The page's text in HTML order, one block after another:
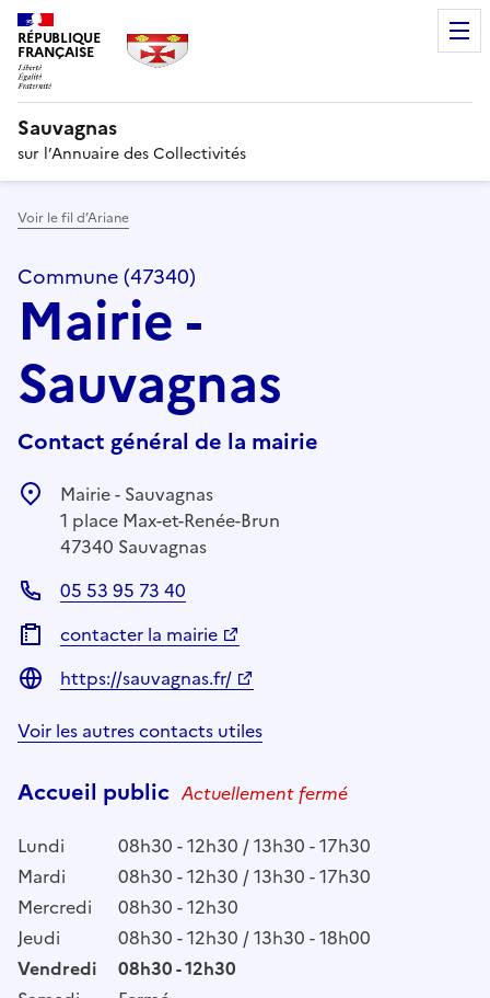
RÉPUBLIQUE
FRANÇAISE
Sauvagnas
sur l’Annuaire des Collectivités
Voir le fil d’Ariane
Commune (47340)
Mairie -
Sauvagnas
Contact général de la mairie
Mairie - Sauvagnas
1 place Max-et-Renée-Brun
47340 Sauvagnas
05 53 95 73 40
contacter la mairie
https://sauvagnas.fr/
Voir les autres contacts utiles
Accueil public Actuellement fermé
Lundi
08h30 - 12h30 / 13h30 - 17h30
Mardi
08h30 - 12h30 / 13h30 - 17h30
Mercredi
08h30 - 12h30
Jeudi
08h30 - 12h30 / 13h30 - 18h00
Vendredi
08h30 - 12h30